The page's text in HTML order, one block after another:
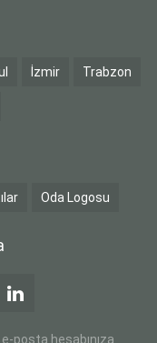
İzmir Trabzon
Oda Logosu
posta hesabınıza